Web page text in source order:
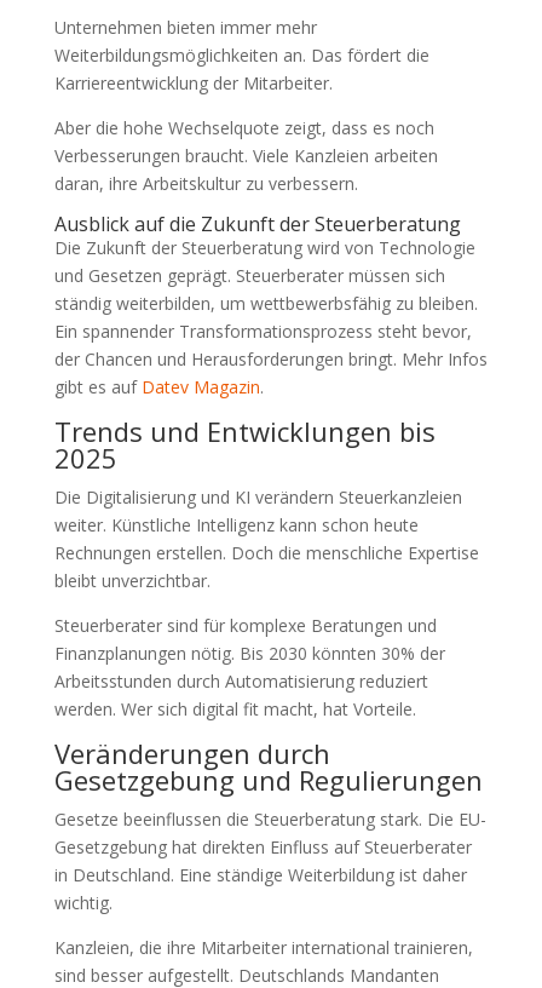
Unternehmen bieten immer mehr
Weiterbildungsmöglichkeiten an. Das fördert die
Karriereentwicklung der Mitarbeiter.
Aber die hohe Wechselquote zeigt, dass es noch
Verbesserungen braucht. Viele Kanzleien arbeiten
daran, ihre Arbeitskultur zu verbessern.
Ausblick auf die Zukunft der Steuerberatung
Die Zukunft der Steuerberatung wird von Technologie
und Gesetzen geprägt. Steuerberater müssen sich
ständig weiterbilden, um wettbewerbsfähig zu bleiben.
Ein spannender Transformationsprozess steht bevor,
der Chancen und Herausforderungen bringt. Mehr Infos
gibt es auf Datev Magazin.
Trends und Entwicklungen bis
2025
Die Digitalisierung und KI verändern Steuerkanzleien
weiter. Künstliche Intelligenz kann schon heute
Rechnungen erstellen. Doch die menschliche Expertise
bleibt unverzichtbar.
Steuerberater sind für komplexe Beratungen und
Finanzplanungen nötig. Bis 2030 könnten 30% der
Arbeitsstunden durch Automatisierung reduziert
werden. Wer sich digital fit macht, hat Vorteile.
Veränderungen durch
Gesetzgebung und Regulierungen
Gesetze beeinflussen die Steuerberatung stark. Die EU-
Gesetzgebung hat direkten Einfluss auf Steuerberater
in Deutschland. Eine ständige Weiterbildung ist daher
wichtig.
Kanzleien, die ihre Mitarbeiter international trainieren,
sind besser aufgestellt. Deutschlands Mandanten